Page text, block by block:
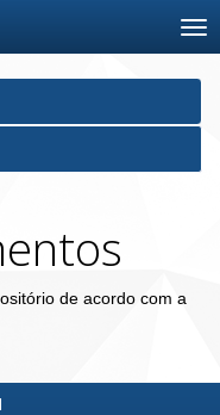
de acordo com a